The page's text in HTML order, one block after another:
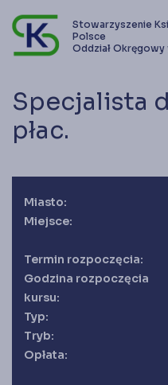
Stowarzyszenie
Polsce
Oddział
Specjalista
płac.
Miasto:
Miejsce:
Termin rozpoczęcia:
Godzina rozpoczęcia
kursu:
Typ:
Tryb:
Opłata: